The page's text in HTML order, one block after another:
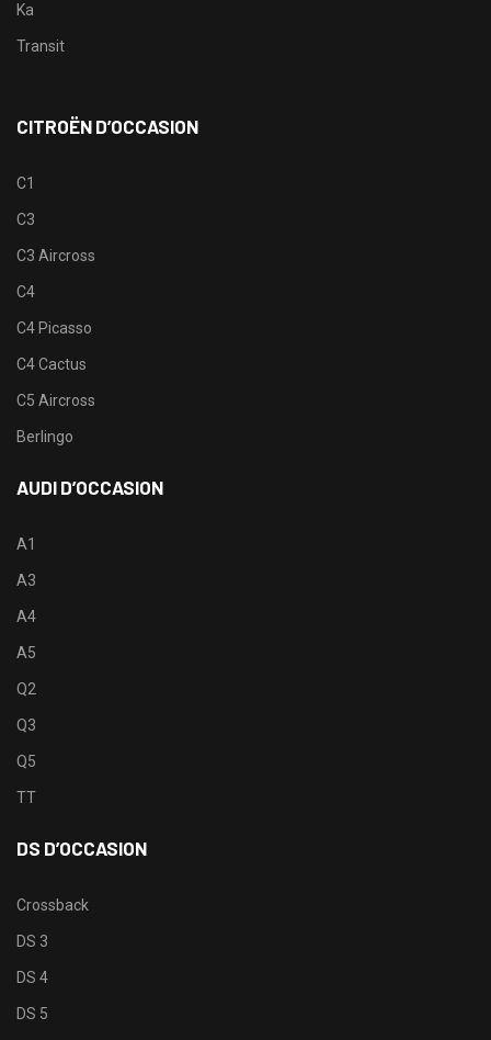
Ka
Transit
CITROËN D’OCCASION
C1
C3
C3 Aircross
C4
C4 Picasso
C4 Cactus
C5 Aircross
Berlingo
AUDI D’OCCASION
A1
A3
A4
A5
Q2
Q3
Q5
TT
DS D’OCCASION
Crossback
DS 3
DS 4
DS 5